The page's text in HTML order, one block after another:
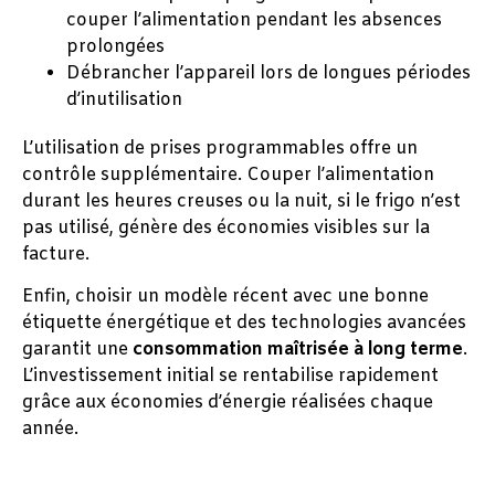
couper l’alimentation pendant les absences
prolongées
Débrancher l’appareil lors de longues périodes
d’inutilisation
L’utilisation de prises programmables offre un
contrôle supplémentaire. Couper l’alimentation
durant les heures creuses ou la nuit, si le frigo n’est
pas utilisé, génère des économies visibles sur la
facture.
Enfin, choisir un modèle récent avec une bonne
étiquette énergétique et des technologies avancées
garantit une consommation maîtrisée à long terme.
L’investissement initial se rentabilise rapidement
grâce aux économies d’énergie réalisées chaque
année.